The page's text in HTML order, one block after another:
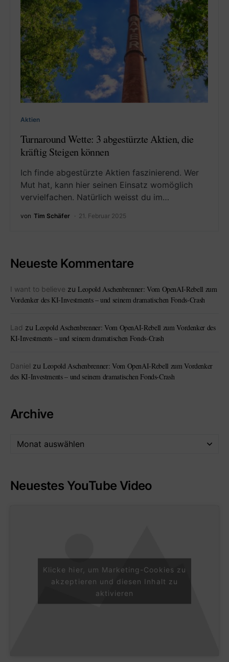
Aktien
Turnaround Wette: 3 abgestürzte Aktien, die
kräftig Steigen können
Ich finde abgestürzte Aktien faszinierend. Wer
Mut hat, kann hier seinen Einsatz womöglich
vervielfachen. Natürlich weisst du im…
von Tim Schäfer 21. Februar 2025
Neueste Kommentare
I want to believe zu Leopold Aschenbrenner: Vom OpenAI-Rebell zum
Vordenker des KI-Investments – und seinem dramatischen Fonds-Crash
Lad zu Leopold Aschenbrenner: Vom OpenAI-Rebell zum Vordenker des
KI-Investments – und seinem dramatischen Fonds-Crash
Daniel zu Leopold Aschenbrenner: Vom OpenAI-Rebell zum Vordenker
des KI-Investments – und seinem dramatischen Fonds-Crash
Archive
Neuestes YouTube Video
Klicke hier, um Marketing-Cookies zu
akzeptieren und diesen Inhalt zu
aktivieren